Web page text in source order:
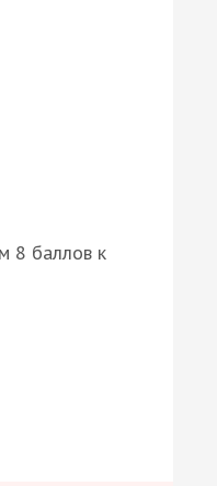
8 баллов к